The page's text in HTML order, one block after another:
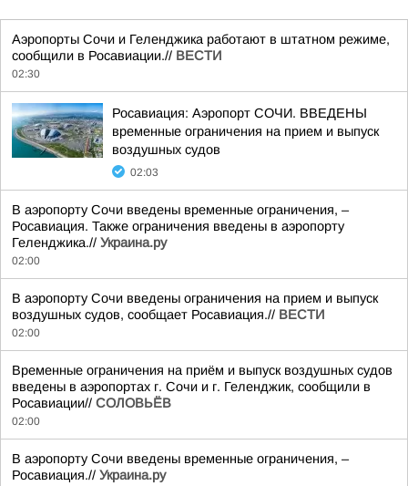
Аэропорты Сочи и Геленджика работают в штатном режиме,
сообщили в Росавиации.// ВЕСТИ
02:30
Росавиация: Аэропорт СОЧИ. ВВЕДЕНЫ
временные ограничения на прием и выпуск
воздушных судов
02:03
В аэропорту Сочи введены временные ограничения, –
Росавиация. Также ограничения введены в аэропорту
Геленджика.// Украина.ру
02:00
В аэропорту Сочи введены ограничения на прием и выпуск
воздушных судов, сообщает Росавиация.// ВЕСТИ
02:00
Временные ограничения на приём и выпуск воздушных судов
введены в аэропортах г. Сочи и г. Геленджик, сообщили в
Росавиации// СОЛОВЬЁВ
02:00
В аэропорту Сочи введены временные ограничения, –
Росавиация.// Украина.ру